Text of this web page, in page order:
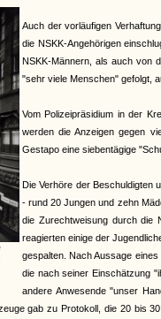
Auch der vorläufigen
die NSKK-Angehörigen
NSKK-Männern, als auch von
"sehr viele Menschen" gefolgt,
Vom Polizeipräsidium in der
werden die Anzeigen gegen
Gestapo eine siebentägige
Die Verhöre der Beschuldigten
- rund 20 Jungen und zehn
die Zurechtweisung durch die
reagierten einige der
gespalten. Nach Aussage
die nach seiner Einschätzung
andere Anwesende "unser
gab zu Protokoll, die 20 bis